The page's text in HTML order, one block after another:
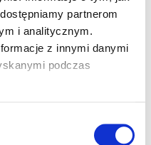
partnerom
i analitycznym.
z innymi danymi
podczas
... >